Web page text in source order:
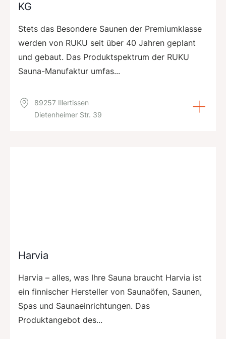
KG
Stets das Besondere Saunen der Premiumklasse
werden von RUKU seit über 40 Jahren geplant
und gebaut. Das Produktspektrum der RUKU
Sauna-Manufaktur umfas...
89257 Illertissen
Dietenheimer Str. 39
Harvia
Harvia – alles, was Ihre Sauna braucht Harvia ist
ein finnischer Hersteller von Saunaöfen, Saunen,
Spas und Saunaeinrichtungen. Das
Produktangebot des...